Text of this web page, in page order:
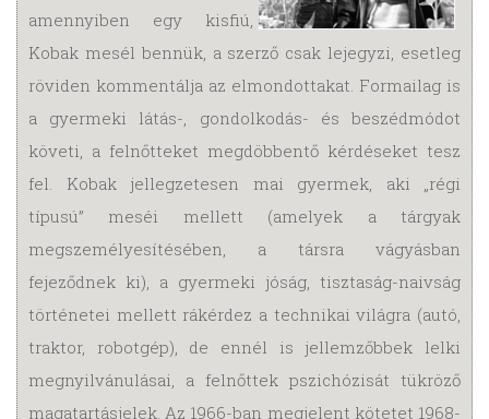
amennyiben egy kisfiú,
Kobak mesél bennük, a szerző csak lejegyzi, esetleg
röviden kommentálja az elmondottakat. Formailag is
a gyermeki látás-, gondolkodás- és beszédmódot
követi, a felnőtteket megdöbbentő kérdéseket tesz
fel. Kobak jellegzetesen mai gyermek, aki „régi
típusú” meséi mellett (amelyek a tárgyak
megszemélyesítésében, a társra vágyásban
fejeződnek ki), a gyermeki jóság, tisztaság-naivság
történetei mellett rákérdez a technikai világra (autó,
traktor, robotgép), de ennél is jellemzőbbek lelki
megnyilvánulásai, a felnőttek pszichózisát tükröző
magatartásjelek. Az 1966-ban megjelent kötetet 1968-